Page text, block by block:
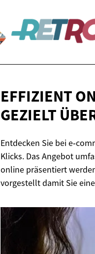
EFFIZIENT
GEZIELT
Entdecken Sie bei
Klicks. Das Angebot
online präsentiert
vorgestellt damit Sie